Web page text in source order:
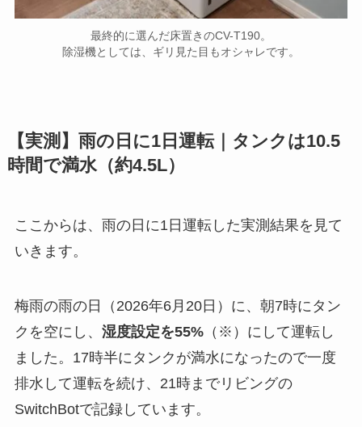
最終的に選んだ床置きのCV-T190。
除湿機としては、ギリ見た目もオシャレです。
【実測】雨の日に1日運転｜タンクは10.5
時間で満水（約4.5L）
ここからは、雨の日に1日運転した実測結果を見て
いきます。
梅雨の雨の日（2026年6月20日）に、朝7時にタン
クを空にし、 湿度設定を55%（※）にして運転し
ました。17時半にタンクが満水になったので一度
排水して運転を続け、21時までリビングの
SwitchBotで記録しています。